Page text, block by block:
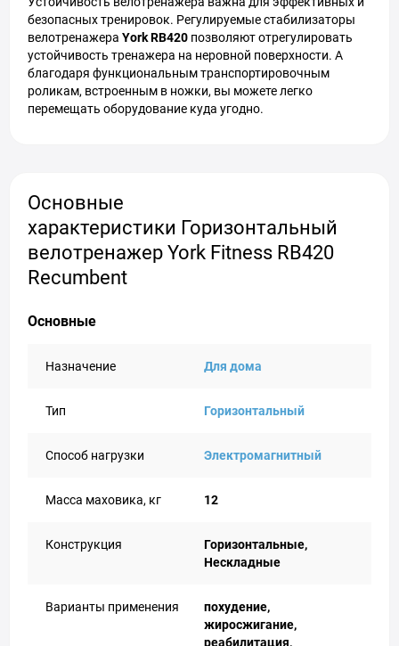
безопасных тренировок. Регулируемые стабилизаторы
велотренажера York RB420 позволяют отрегулировать
устойчивость тренажера на неровной поверхности. А
благодаря функциональным транспортировочным
роликам, встроенным в ножки, вы можете легко
перемещать оборудование куда угодно.
Основные
характеристики Горизонтальный
велотренажер York Fitness RB420
Recumbent
Основные
Назначение Для дома
Тип Горизонтальный
Способ нагрузки Электромагнитный
Масса маховика, кг 12
Конструкция
Горизонтальные,
Нескладные
Варианты применения
похудение,
жиросжигание,
реабилитация,